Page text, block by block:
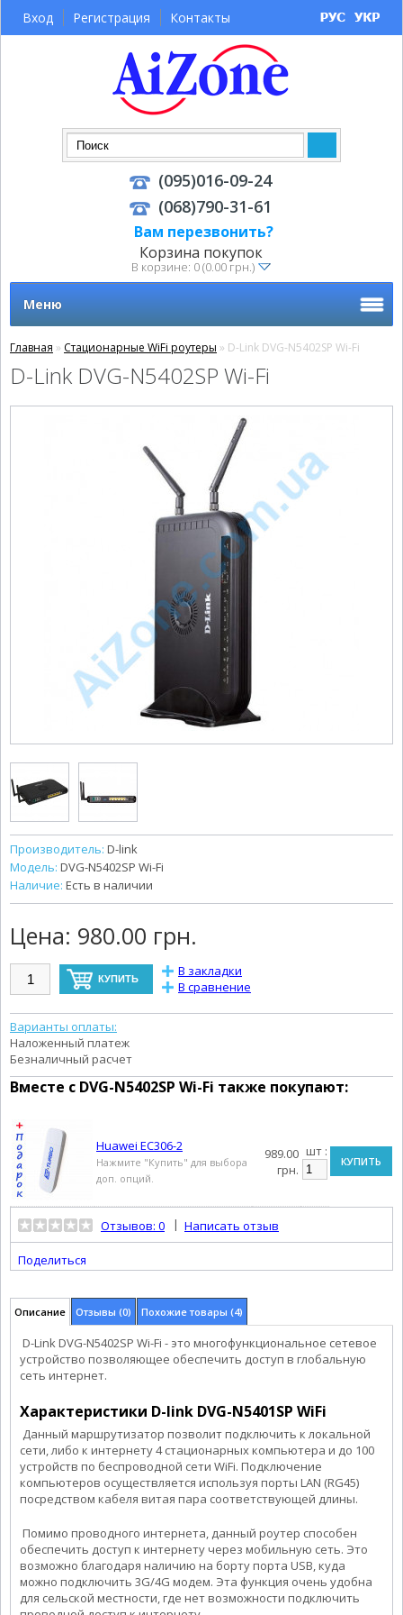
Корзина покупок
В корзине: 0 (0.00 грн.)
(095)016-09-24
(068)790-31-61
Вам перезвонить?
Вход Регистрация Контакты
Меню
Главная » Стационарные WiFi роутеры » D-Link DVG-N5402SP Wi-Fi
D-Link DVG-N5402SP Wi-Fi
Производитель: D-link
Модель: DVG-N5402SP Wi-Fi
Наличие: Есть в наличии
Цена: 980.00 грн.
В закладки
В сравнение
Варианты оплаты:
Наложенный платеж
Безналичный расчет
Вместе с DVG-N5402SP Wi-Fi также покупают:
Huawei EC306-2
Нажмите "Купить" для выбора
доп. опций.
989.00
грн.
шт :
КУПИТЬ
Отзывов: 0 | Написать отзыв
Поделиться
Описание Отзывы (0) Похожие товары (4)
D-Link DVG-N5402SP Wi-Fi - это многофункциональное сетевое
устройство позволяющее обеспечить доступ в глобальную
сеть интернет.
Характеристики D-link DVG-N5401SP WiFi
Данный маршрутизатор позволит подключить к локальной
сети, либо к интернету 4 стационарных компьютера и до 100
устройств по беспроводной сети WiFi. Подключение
компьютеров осуществляется используя порты LAN (RG45)
посредством кабеля витая пара соответствующей длины.
Помимо проводного интернета, данный роутер способен
обеспечить доступ к интернету через мобильную сеть. Это
возможно благодаря наличию на борту порта USB, куда
можно подключить 3G/4G модем. Эта функция очень удобна
для сельской местности, где нет возможности подключить